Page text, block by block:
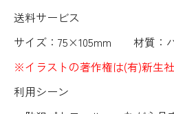
送料サービス
サイズ：75×105mm 材質：
※イラストの著作権は(有)新生
利用シーン